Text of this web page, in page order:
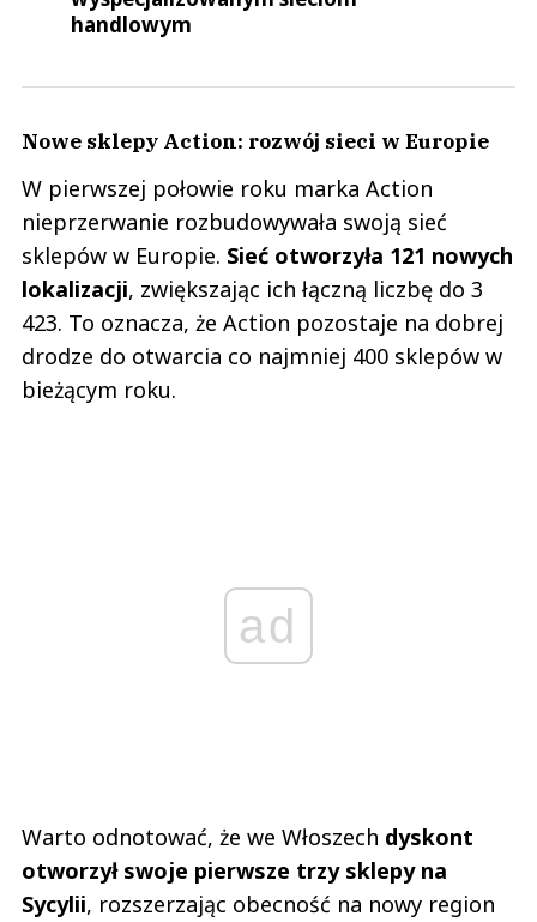
handlowym
Nowe sklepy Action: rozwój sieci w Europie
W pierwszej połowie roku marka Action
nieprzerwanie rozbudowywała swoją sieć
sklepów w Europie. Sieć otworzyła 121 nowych
lokalizacji, zwiększając ich łączną liczbę do 3
423. To oznacza, że Action pozostaje na dobrej
drodze do otwarcia co najmniej 400 sklepów w
bieżącym roku.
ad
Warto odnotować, że we Włoszech dyskont
otworzył swoje pierwsze trzy sklepy na
Sycylii, rozszerzając obecność na nowy region